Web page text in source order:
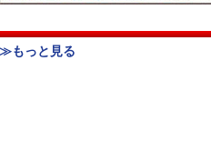
≫もっと見る